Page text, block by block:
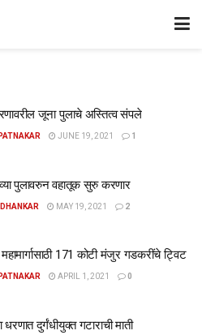
जूना पुलाचे अस्तित्व संपले
JUNE 19, 2021 1
पुलावरुन वहातूक सुरु करणार
MAY 19, 2021 2
171 कोटी मंजुर गडकरींचे ट्विट
APRIL 1, 2021 0
दुर्गंधीयुक्त गटाराची माती